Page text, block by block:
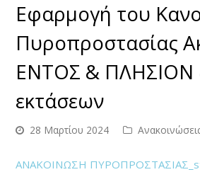
Εφαρμογή του
Πυροπροστασίας
ΕΝΤΟΣ & ΠΛΗΣΙΟΝ
εκτάσεων
28 Μαρτίου 2024
ΑΝΑΚΟΙΝΩΣΗ